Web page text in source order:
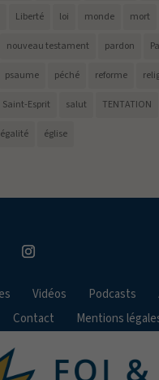
Liberté loi monde mort
nouveau testament pardon
psaume péché reforme
Saint-Esprit salut TENTATION
égalité église
Vidéos Podcasts
Contact
Mentions